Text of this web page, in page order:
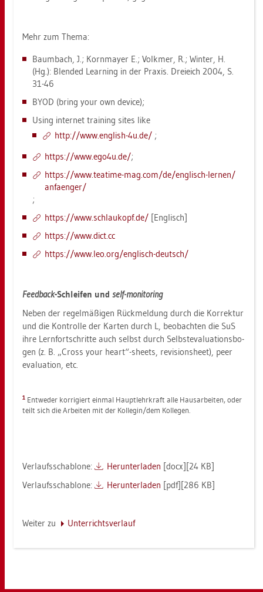
Mehr zum Thema:
Baum­bach, J.; Korn­may­er E.; Volk­mer, R.; Win­ter, H.
(Hg.): Blen­ded Learning in der Pra­xis. Drei­eich 2004, S.
31-46
BYOD (bring your own de­vice);
Using in­ter­net trai­ning sites like
http://​www.​eng­lish-​4u.​de/ ;
https://​www.​ego4u.​de/;
https://​www.​tea­ti­me-​mag.​com/​de/​eng­lisch-​ler­nen/​
an­fa­en­ger/
;
https://​www.​schlau­kopf.​de/ [Eng­lisch]
https://​www.​dict.​cc
https://​www.​leo.​org/​eng­lisch-​deutsch/
Feed­back-Schlei­fen und self-mo­ni­to­ring
Neben der re­gel­mä­ßi­gen Rück­mel­dung durch die Kor­rek­tur
und die Kon­trol­le der Kar­ten durch L, be­ob­ach­ten die SuS
ihre Lern­fort­schrit­te auch selbst durch Selbst­e­va­lua­ti­ons­bo­
gen (z. B. „Cross your heart“-sheets, re­vi­si­ons­heet), peer
eva­lua­ti­on, etc.
1 Ent­we­der kor­ri­giert ein­mal Haupt­lehr­kraft alle Haus­ar­bei­ten, oder
teilt sich die Ar­bei­ten mit der Kol­le­gin/dem Kol­le­gen.
Ver­laufs­scha­blo­ne: Her­un­ter­la­den [docx][24 KB]
Ver­laufs­scha­blo­ne:
Her­un­ter­la­den [pdf][286 KB]
Wei­ter zu Un­ter­richts­ver­lauf